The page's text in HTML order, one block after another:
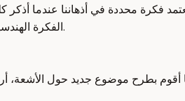
فكرة محددة في أذهاننا عندما أذكر
الفكرة الهندسية التي أركز عليها هنا.